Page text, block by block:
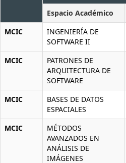
Espacio Académico
MCIC
INGENIERÍA DE
SOFTWARE II
MCIC
PATRONES DE
ARQUITECTURA DE
SOFTWARE
MCIC
BASES DE DATOS
ESPACIALES
MCIC
MÉTODOS
AVANZADOS EN
ANÁLISIS DE
IMÁGENES